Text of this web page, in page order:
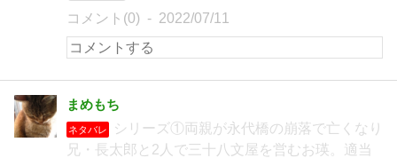
コメント(0) 2022/07/11
まめもち
ネタバレ
シリーズ①両親が永代橋の崩落で亡くなり
兄・長太郎と2人で三十八文屋を営むお瑛。適当